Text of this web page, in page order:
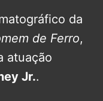
da
de Ferro,
atuação
Jr..